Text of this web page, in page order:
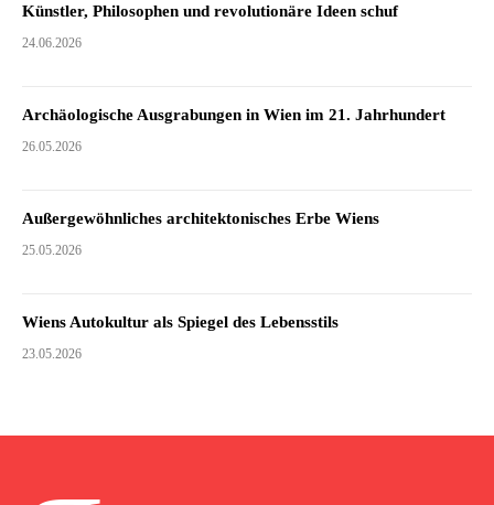
Künstler, Philosophen und revolutionäre Ideen schuf
24.06.2026
Archäologische Ausgrabungen in Wien im 21. Jahrhundert
26.05.2026
Außergewöhnliches architektonisches Erbe Wiens
25.05.2026
Wiens Autokultur als Spiegel des Lebensstils
23.05.2026